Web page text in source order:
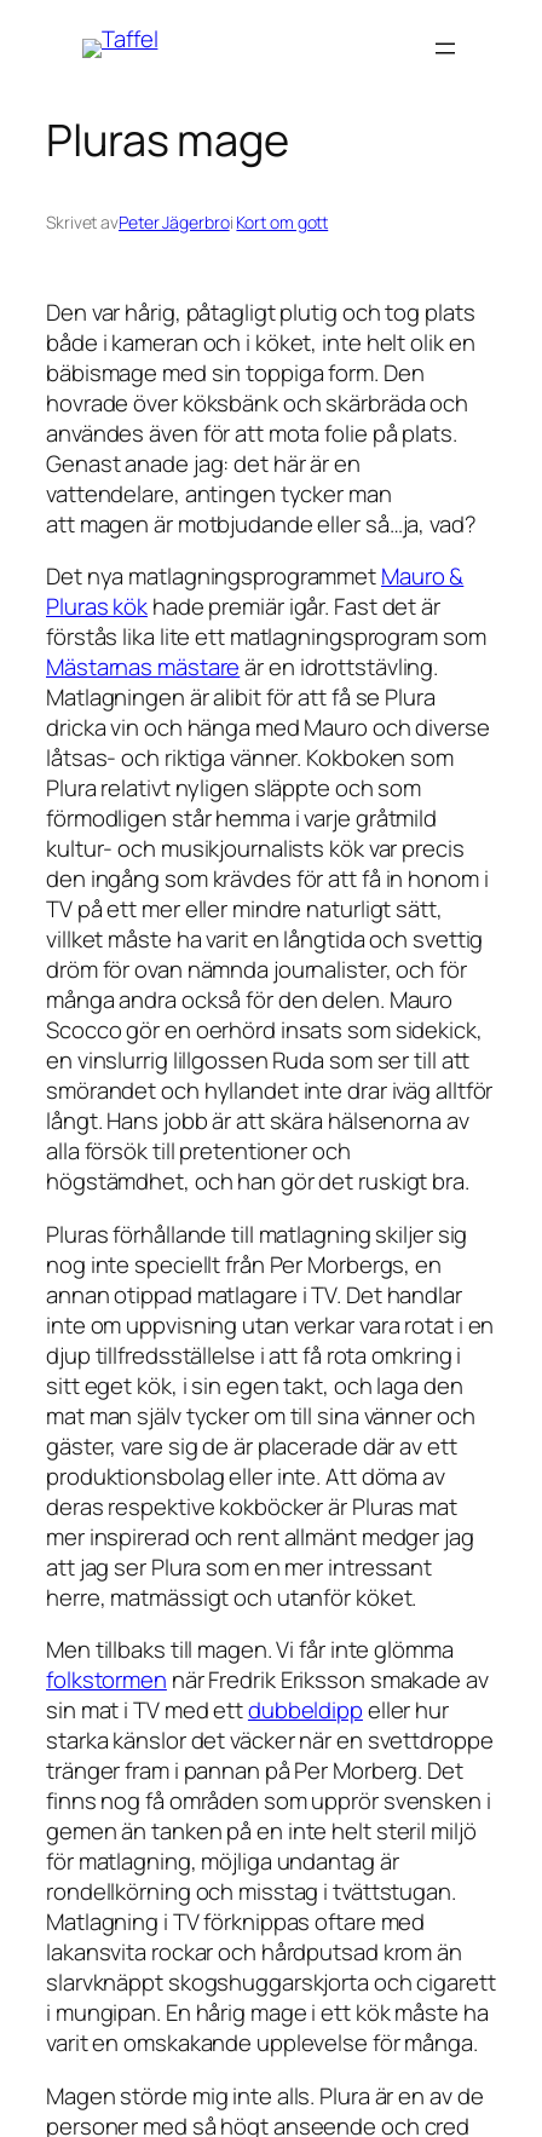
Pluras mage
Skrivet avPeter Jägerbroi Kort om gott
Den var hårig, påtagligt plutig och tog plats
både i kameran och i köket, inte helt olik en
bäbismage med sin toppiga form. Den
hovrade över köksbänk och skärbräda och
användes även för att mota folie på plats.
Genast anade jag: det här är en
vattendelare, antingen tycker man
att magen är motbjudande eller så…ja, vad?
Det nya matlagningsprogrammetMauro &
Pluras kökhade premiär igår. Fast det är
förstås lika lite ett matlagningsprogram som
Mästarnas mästareär en idrottstävling.
Matlagningen är alibit för att få se Plura
dricka vin och hänga med Mauro och diverse
låtsas- och riktiga vänner. Kokboken som
Plura relativt nyligen släppte och som
förmodligen står hemma i varje gråtmild
kultur- och musikjournalists kök var precis
den ingång som krävdes för att få in honom i
TV på ett mer eller mindre naturligt sätt,
villket måste ha varit en långtida och svettig
dröm för ovan nämnda journalister, och för
många andra också för den delen. Mauro
Scocco gör en oerhörd insats som sidekick,
en vinslurrig lillgossen Ruda som ser till att
smörandet och hyllandet inte drar iväg alltför
långt. Hans jobb är att skära hälsenorna av
alla försök till pretentioner och
högstämdhet, och han gör det ruskigt bra.
Pluras förhållande till matlagning skiljer sig
nog inte speciellt från Per Morbergs, en
annan otippad matlagare i TV. Det handlar
inte om uppvisning utan verkar vara rotat i en
djup tillfredsställelse i att få rota omkring i
sitt eget kök, i sin egen takt, och laga den
mat man själv tycker om till sina vänner och
gäster, vare sig de är placerade där av ett
produktionsbolag eller inte. Att döma av
deras respektive kokböcker är Pluras mat
mer inspirerad och rent allmänt medger jag
att jag ser Plura som en mer intressant
herre, matmässigt och utanför köket.
Men tillbaks till magen. Vi får inte glömma
folkstormen när Fredrik Eriksson smakade av
sin mat i TV med ettdubbeldippeller hur
starka känslor det väcker när en svettdroppe
tränger fram i pannan på Per Morberg. Det
finns nog få områden som upprör svensken i
gemen än tanken på en inte helt steril miljö
för matlagning, möjliga undantag är
rondellkörning och misstag i tvättstugan.
Matlagning i TV förknippas oftare med
lakansvita rockar och hårdputsad krom än
slarvknäppt skogshuggarskjorta och cigarett
i mungipan. En hårig mage i ett kök måste ha
varit en omskakande upplevelse för många.
Magen störde mig inte alls. Plura är en av de
personer med så högt anseende och cred